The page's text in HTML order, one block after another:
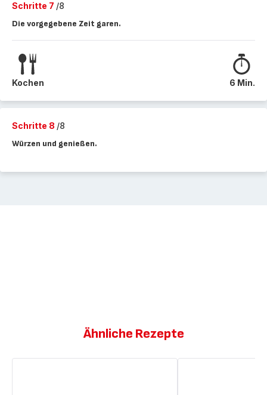
Schritte 7 /8
Die vorgegebene Zeit garen.
Kochen 6 Min.
Schritte 8 /8
Würzen und genießen.
Ähnliche Rezepte